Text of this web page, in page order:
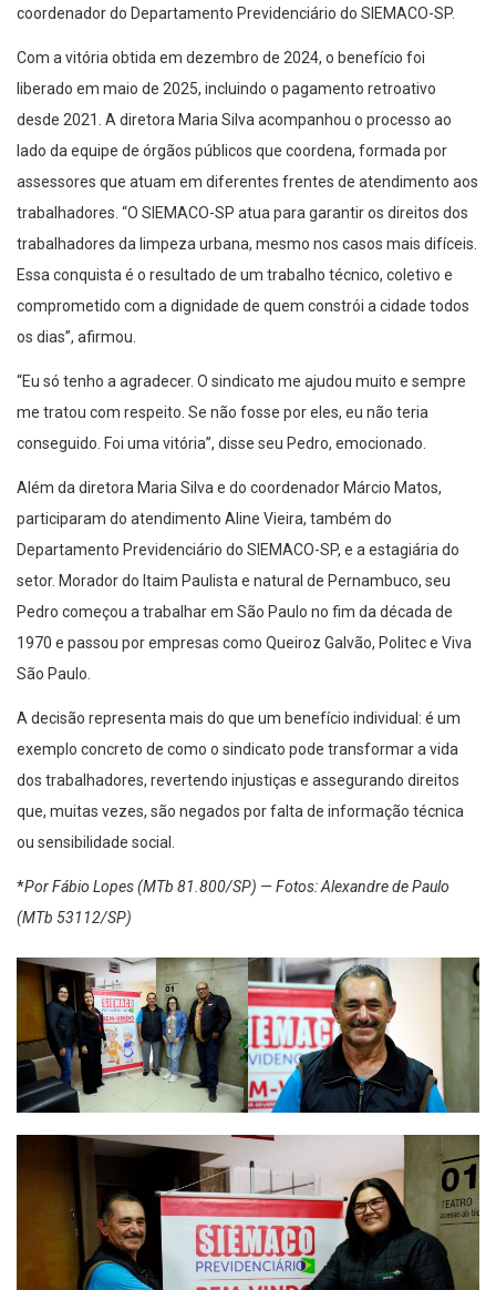
coordenador do Departamento Previdenciário do SIEMACO-SP.
Com a vitória obtida em dezembro de 2024, o benefício foi
liberado em maio de 2025, incluindo o pagamento retroativo
desde 2021. A diretora Maria Silva acompanhou o processo ao
lado da equipe de órgãos públicos que coordena, formada por
assessores que atuam em diferentes frentes de atendimento aos
trabalhadores. “O SIEMACO-SP atua para garantir os direitos dos
trabalhadores da limpeza urbana, mesmo nos casos mais difíceis.
Essa conquista é o resultado de um trabalho técnico, coletivo e
comprometido com a dignidade de quem constrói a cidade todos
os dias”, afirmou.
“Eu só tenho a agradecer. O sindicato me ajudou muito e sempre
me tratou com respeito. Se não fosse por eles, eu não teria
conseguido. Foi uma vitória”, disse seu Pedro, emocionado.
Além da diretora Maria Silva e do coordenador Márcio Matos,
participaram do atendimento Aline Vieira, também do
Departamento Previdenciário do SIEMACO-SP, e a estagiária do
setor. Morador do Itaim Paulista e natural de Pernambuco, seu
Pedro começou a trabalhar em São Paulo no fim da década de
1970 e passou por empresas como Queiroz Galvão, Politec e Viva
São Paulo.
A decisão representa mais do que um benefício individual: é um
exemplo concreto de como o sindicato pode transformar a vida
dos trabalhadores, revertendo injustiças e assegurando direitos
que, muitas vezes, são negados por falta de informação técnica
ou sensibilidade social.
*Por Fábio Lopes (MTb 81.800/SP) — Fotos: Alexandre de Paulo
(MTb 53112/SP)